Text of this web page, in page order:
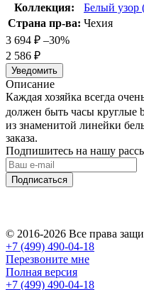
Коллекция:
Белый узор
Страна пр-ва: Чехия
3 694 ₽ –30%
2 586 ₽
Уведомить
Описание
Каждая хозяйка всегда
должен быть часы круглые
из знаменитой линейки
заказа.
Подпишитесь на нашу
Подписаться
© 2016-2026 Все права
+7 (499) 490-04-18
Перезвоните мне
Полная версия
+7 (499) 490-04-18